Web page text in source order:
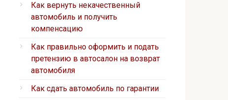
Как вернуть некачественный
автомобиль и получить
компенсацию
Как правильно оформить и подать
претензию в автосалон на возврат
автомобиля
Как сдать автомобиль по гарантии